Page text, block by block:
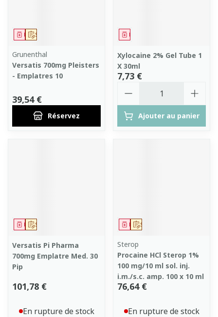
Sur prescription
Médicament
Grunenthal
Versatis 700mg Pleisters
- Emplatres 10
39,54 €
Réservez
Médicament
Xylocaine 2% Gel Tube 1
X 30ml
7,73 €
Ajouter au panier
Sur prescription
Médicament
Versatis Pi Pharma
700mg Emplatre Med. 30
Pip
101,78 €
En rupture de stock
Sur prescription
Médicament
Sterop
Procaine HCl Sterop 1%
100 mg/10 ml sol. inj.
i.m./s.c. amp. 100 x 10 ml
76,64 €
En rupture de stock